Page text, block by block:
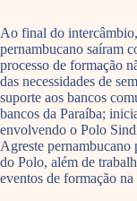
Ao final do
pernambucano saíram
processo de formação
das necessidades de
suporte aos bancos
bancos da Paraíba;
envolvendo o Polo
Agreste pernambucano
do Polo, além de
eventos de formação na